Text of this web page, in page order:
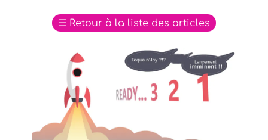
☰ Retour à la liste des articles